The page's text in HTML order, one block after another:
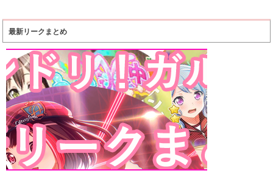
最新リークまとめ